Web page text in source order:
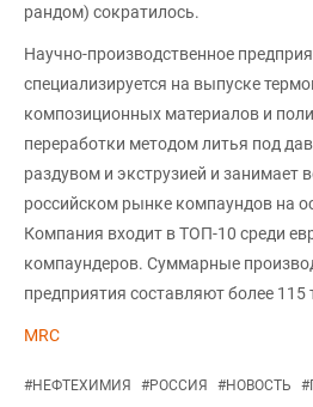
рандом) сократилось.
Научно-производственное
специализируется на выпуске
композиционных материалов и
переработки методом литья под
раздувом и экструзией и занимает
российском рынке компаундов на
Компания входит в ТОП-10 среди
компаундеров. Суммарные
предприятия составляют более 115
MRC
#НЕФТЕХИМИЯ #РОССИЯ #НОВОСТЬ #